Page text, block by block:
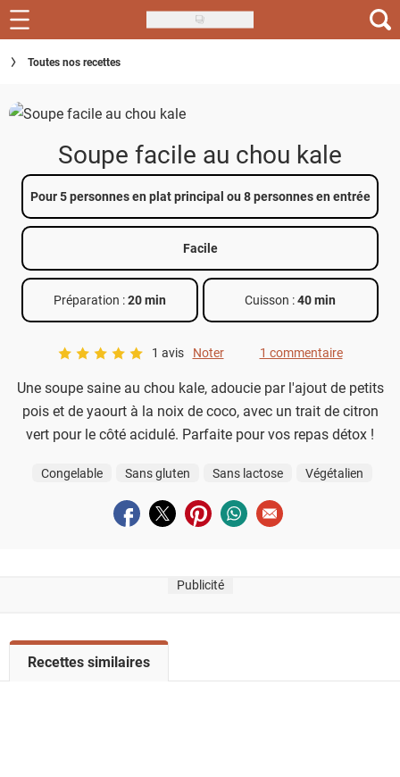
Skip
to
main
Recettes
Inspirations
Menu de la semaine
Actus
Index des recettes
Toutes nos recettes
Soupe facile au chou kale
Pour 5 personnes en plat principal ou 8 personnes en entrée
Facile
Préparation :20 min Cuisson :40 min
A star rating of 5 out of 5.
1 avis Noter 1 commentaire
Une soupe saine au chou kale, adoucie par l'ajout de petits
pois et de yaourt à la noix de coco, avec un trait de citron
vert pour le côté acidulé. Parfaite pour vos repas détox !
Congelable Sans gluten Sans lactose Végétalien
Partager sur facebook
Partager sur twitter
Partager sur pinterest
Partager sur whatsapp
Envoyer à un ami
Publicité
o
Recettes similaires